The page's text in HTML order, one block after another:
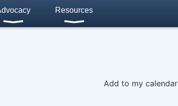
Resources
Add to my calendar